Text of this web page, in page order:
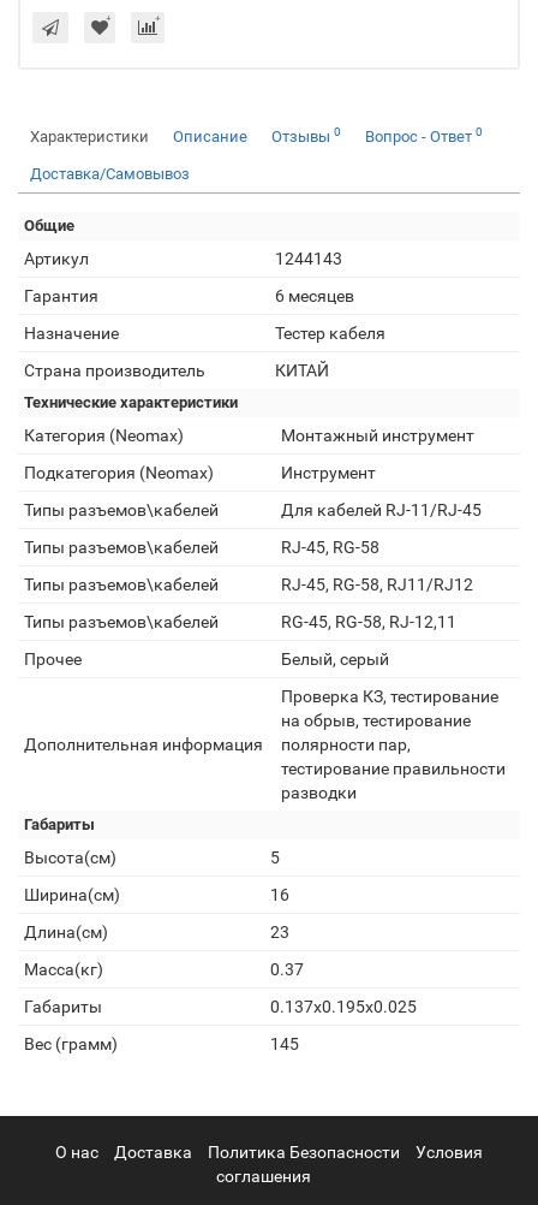
Характеристики Описание Отзывы 0 Вопрос - Ответ 0
Доставка/Самовывоз
Общие
Артикул
1244143
Гарантия
6 месяцев
Назначение
Тестер кабеля
Страна производитель
КИТАЙ
Технические характеристики
Категория (Neomax)
Монтажный инструмент
Подкатегория (Neomax)
Инструмент
Типы разъемов\кабелей
Для кабелей RJ-11/RJ-45
Типы разъемов\кабелей
RJ-45, RG-58
Типы разъемов\кабелей
RJ-45, RG-58, RJ11/RJ12
Типы разъемов\кабелей
RG-45, RG-58, RJ-12,11
Прочее
Белый, серый
Дополнительная информация
Проверка КЗ, тестирование
на обрыв, тестирование
полярности пар,
тестирование правильности
разводки
Габариты
Высота(см)
5
Ширина(см)
16
Длина(см)
23
Масса(кг)
0.37
Габариты
0.137х0.195х0.025
Вес (грамм)
145
О нас Доставка Политика Безопасности
Условия
соглашения